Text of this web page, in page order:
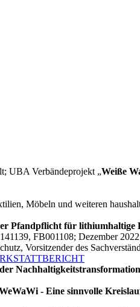
UBA Verbändeprojekt „Weiße
Möbeln und weiteren
Pfandpflicht für lithiumhaltige
FB001108; Dezember
Vorsitzender des
Nachhaltigkeitstransformation
- Eine sinnvolle